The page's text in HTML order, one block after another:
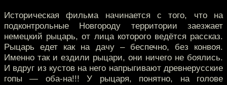
Историческая фильма начинается с того, что на
подконтрольные Новгороду территории заезжает
немецкий рыцарь, от лица которого ведётся рассказ.
Рыцарь едет как на дачу – беспечно, без конвоя.
Именно так и ездили рыцари, они ничего не боялись.
И вдруг из кустов на него напрыгивают древнерусские
гопы — оба-на!!! У рыцаря, понятно, на голове